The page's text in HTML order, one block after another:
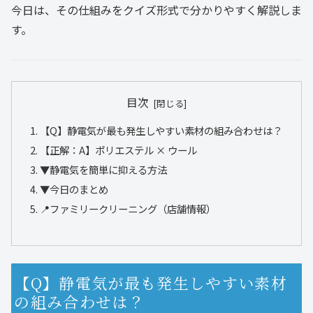
今日は、その仕組みをクイズ形式で分かりやすく解説しま
す。
目次
【Q】静電気が最も発生しやすい素材の組み合わせは？
【正解：A】ポリエステル × ウール
▼静電気を簡単に抑える方法
▼今日のまとめ
📍ファミリークリーニング（店舗情報）
【Q】静電気が最も発生しやすい素材
の組み合わせは？